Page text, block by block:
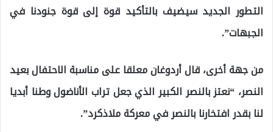
التطور الجديد سيضيف بالتأكيد قوة إلى قوة جنودنا في
الجبهات”.
من جهة أخرى، قال أردوغان معلقا على مناسبة الاحتفال بعيد
النصر، “نعتز بالنصر الكبير الذي جعل تراب الأناضول وطنا أبديا
لنا بقدر افتخارنا بالنصر في معركة ملاذكرد”.